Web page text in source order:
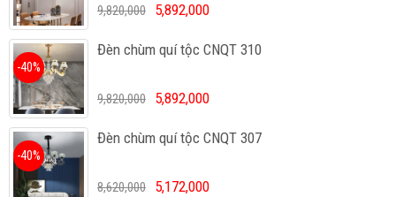
9,820,000 5,892,000
Đèn chùm quí tộc CNQT 310
-40%
9,820,000 5,892,000
Đèn chùm quí tộc CNQT 307
-40%
8,620,000 5,172,000